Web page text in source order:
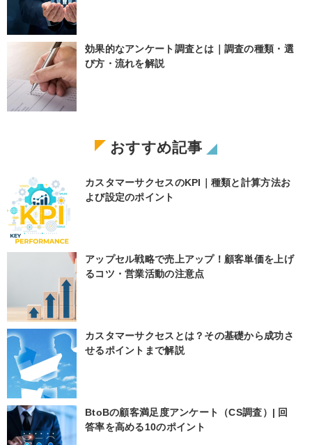
効果的なアンケート調査とは｜調査の種類・選
び方・流れを解説
おすすめ記事
カスタマーサクセスのKPI｜種類と計算方法お
よび設定のポイント
アップセル戦略で売上アップ！顧客単価を上げ
るコツ・営業活動の注意点
カスタマーサクセスとは？その基礎から成功さ
せるポイントまで解説
BtoBの顧客満足度アンケート（CS調査）| 回
答率を高める10のポイント